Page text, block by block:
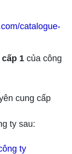
catalogue-
1 của công
cung cấp
ty sau:
ty